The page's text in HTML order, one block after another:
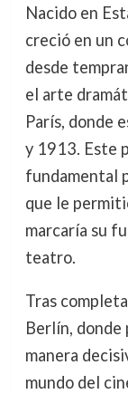
Nacido en
creció en un
desde
el arte
París, donde
y 1913. Este
fundamental
que le
marcaría su
teatro.
Tras
Berlín, donde
manera
mundo del